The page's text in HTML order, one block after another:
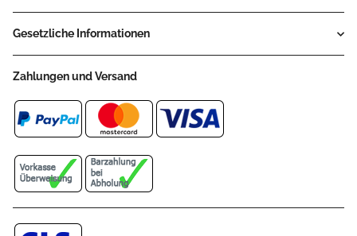
Gesetzliche Informationen
Zahlungen und Versand